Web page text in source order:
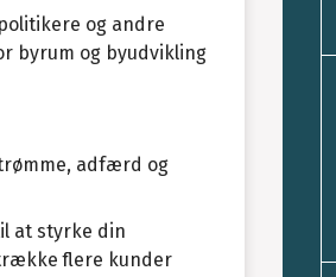
og andre
byrum og byudvikling
adfærd og
at styrke din
flere kunder